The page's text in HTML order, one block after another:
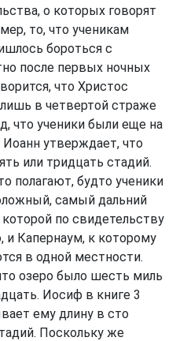
о которых говорят
то, что ученикам
бороться с
после первых ночных
что Христос
в четвертой страже
что ученики были еще на
утверждает, что
или тридцать стадий.
полагают, будто ученики
самый дальний
по свидетельству
Капернаум, к которому
в одной местности.
озеро было шесть миль
Иосиф в книге 3
ему длину в сто
Поскольку же